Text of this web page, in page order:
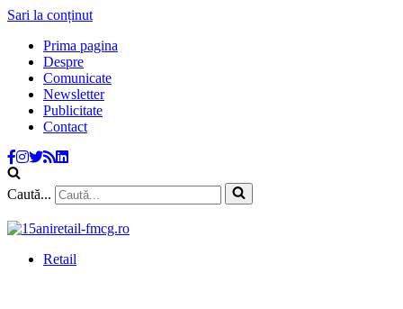
Sari la conținut
Prima pagina
Despre
Comunicate
Newsletter
Publicitate
Contact
Caută...
Retail